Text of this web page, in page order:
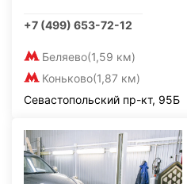
+7 (499) 653-72-12
Беляево(1,59 км)
Коньково(1,87 км)
Севастопольский пр-кт, 95Б